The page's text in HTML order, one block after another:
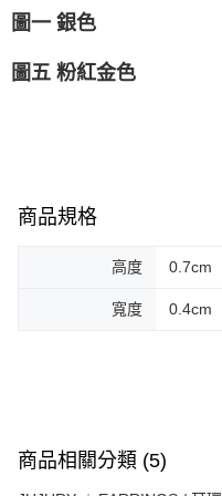
圖一 銀色
圖五 粉紅金色
商品規格
高度 0.7cm
寬度 0.4cm
商品相關分類 (5)